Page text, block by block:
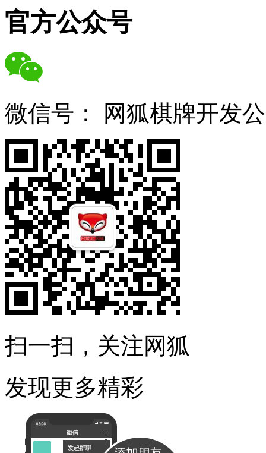
官方公众号
微信号： 网狐棋牌开发
扫一扫，关注网狐
发现更多精彩